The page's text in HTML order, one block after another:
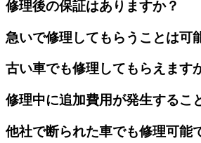
修理後の保証はありますか？
急いで修理してもらうことは可
古い車でも修理してもらえます
修理中に追加費用が発生するこ
他社で断られた車でも修理可能